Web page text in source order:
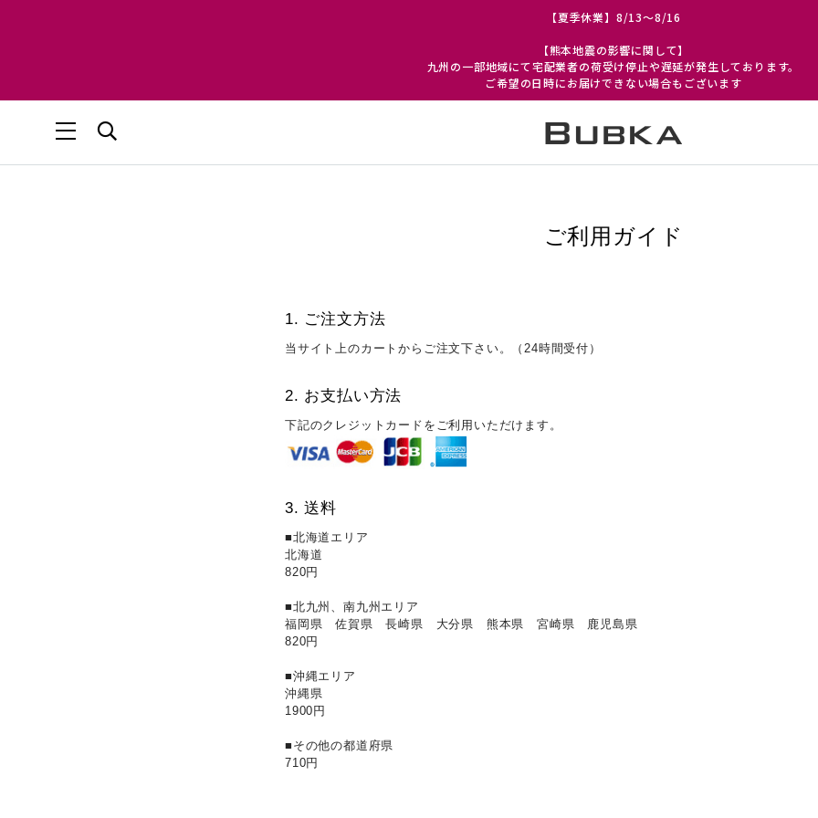
【夏季休業】8/13～8/16
【熊本地震の影響に関して】
九州の一部地域にて宅配業者の荷受け停止や遅延が発生しております。
ご希望の日時にお届けできない場合もございます
ご利用ガイド
ご注文方法
当サイト上のカートからご注文下さい。（24時間受付）
お支払い方法
下記のクレジットカードをご利用いただけます。
送料
■北海道エリア
北海道
820円
■北九州、南九州エリア
福岡県 佐賀県 長崎県 大分県 熊本県 宮崎県 鹿児島県
820円
■沖縄エリア
沖縄県
1900円
■その他の都道府県
710円